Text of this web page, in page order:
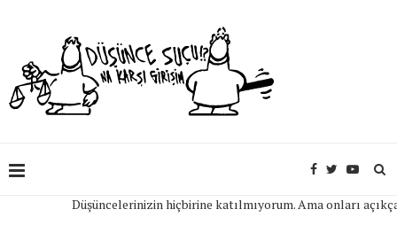
Düşüncelerinizin hiçbirine katılmıyorum. Ama onları açıkça